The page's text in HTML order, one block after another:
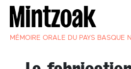
MÉMOIRE ORALE DU PAYS BASQUE